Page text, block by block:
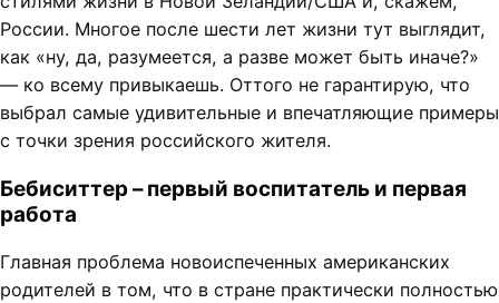
России. Многое после шести лет жизни тут выглядит,
как «ну, да, разумеется, а разве может быть иначе?»
— ко всему привыкаешь. Оттого не гарантирую, что
выбрал самые удивительные и впечатляющие примеры
с точки зрения российского жителя.
Бебиситтер – первый воспитатель и первая
работа
Главная проблема новоиспеченных американских
родителей в том, что в стране практически полностью